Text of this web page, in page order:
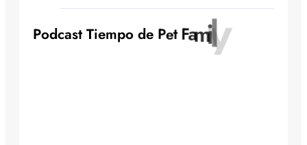
Podcast Tiempo de Pet Family